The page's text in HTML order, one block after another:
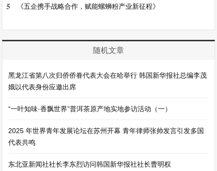
5 《五企携手战略合作，赋能螺蛳粉产业新征程》
随机文章
黑龙江省第八次归侨侨眷代表大会在哈举行 韩国新华报社总编李茂
娥以代表身份应邀出席
“一叶知味·香飘世界”普洱茶原产地实地参访活动（一）
2025 年世界青年发展论坛在苏州开幕 青年律师张帅发言引发多国
代表共鸣
东北亚新闻社社长李东烈访问韩国新华报社社长曹明权